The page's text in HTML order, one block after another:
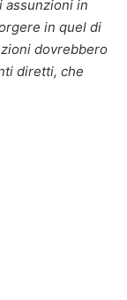
assunzioni in
in quel di
dovrebbero
diretti, che